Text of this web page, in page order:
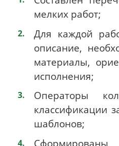
мелких работ;
Для каждой
описание,
материалы,
исполнения;
Операторы
классификации
шаблонов;